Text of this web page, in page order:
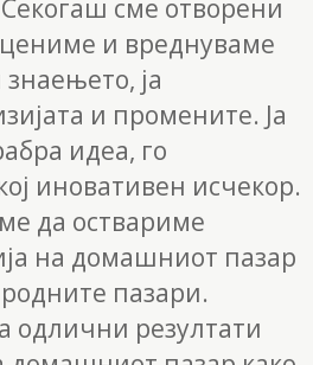
сме отворени
и вреднуваме
ја
и промените. Ја
идеа, го
иновативен исчекор.
да оствариме
на домашниот пазар
пазари.
одлични резултати